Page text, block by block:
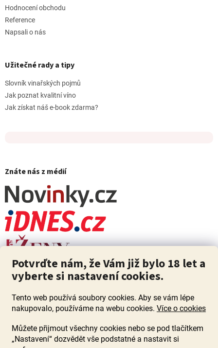
Potvrďte nám, že Vám již bylo 18 let a
vyberte si nastavení cookies.
Tento web používá soubory cookies. Aby se vám lépe
nakupovalo, používáme na webu cookies. Více o cookies
Můžete přijmout všechny cookies nebo se pod tlačítkem
„Nastavení“ dozvědět vše podstatné a nastavit si
Hodnocení obchodu
Reference
Napsali o nás
Užitečné rady a tipy
Slovník vinařských pojmů
Jak poznat kvalitní víno
Jak získat náš e-book zdarma?
Znáte nás z médií
ZÁKAZ PRODEJE ALKOHOLU OSOBÁM MLADŠÍM 18 LET. Pijte s